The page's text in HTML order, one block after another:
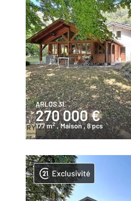
ARLOS 31
270 000 €
177 m2 , Maison, 8 pcs
Exclusivité